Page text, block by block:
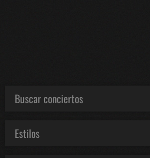
Buscar conciertos
Estilos